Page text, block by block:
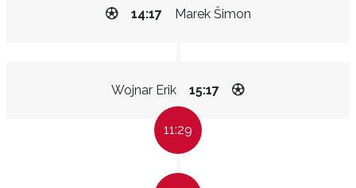
Marek Šimon
14:17
Wojnar Erik 15:17
11:29